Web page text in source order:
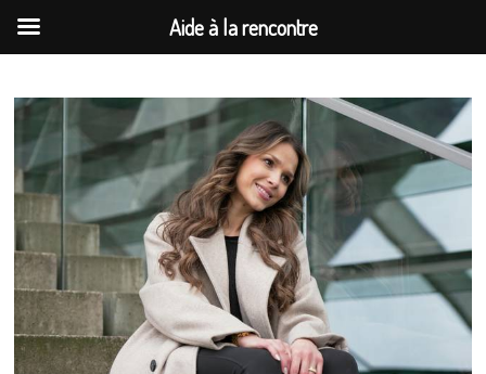
au
contenu
Aide à la rencontre